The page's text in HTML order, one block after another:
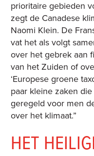
prioritaire gebieden
zegt de Canadese
Naomi Klein. De
vat het als volgt
over het gebrek aan
van het Zuiden of
‘Europese groene
paar kleine zaken
geregeld voor men
over het klimaat.”
HET